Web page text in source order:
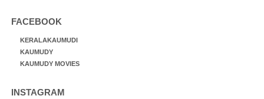
FACEBOOK
KERALAKAUMUDI
KAUMUDY
KAUMUDY MOVIES
INSTAGRAM